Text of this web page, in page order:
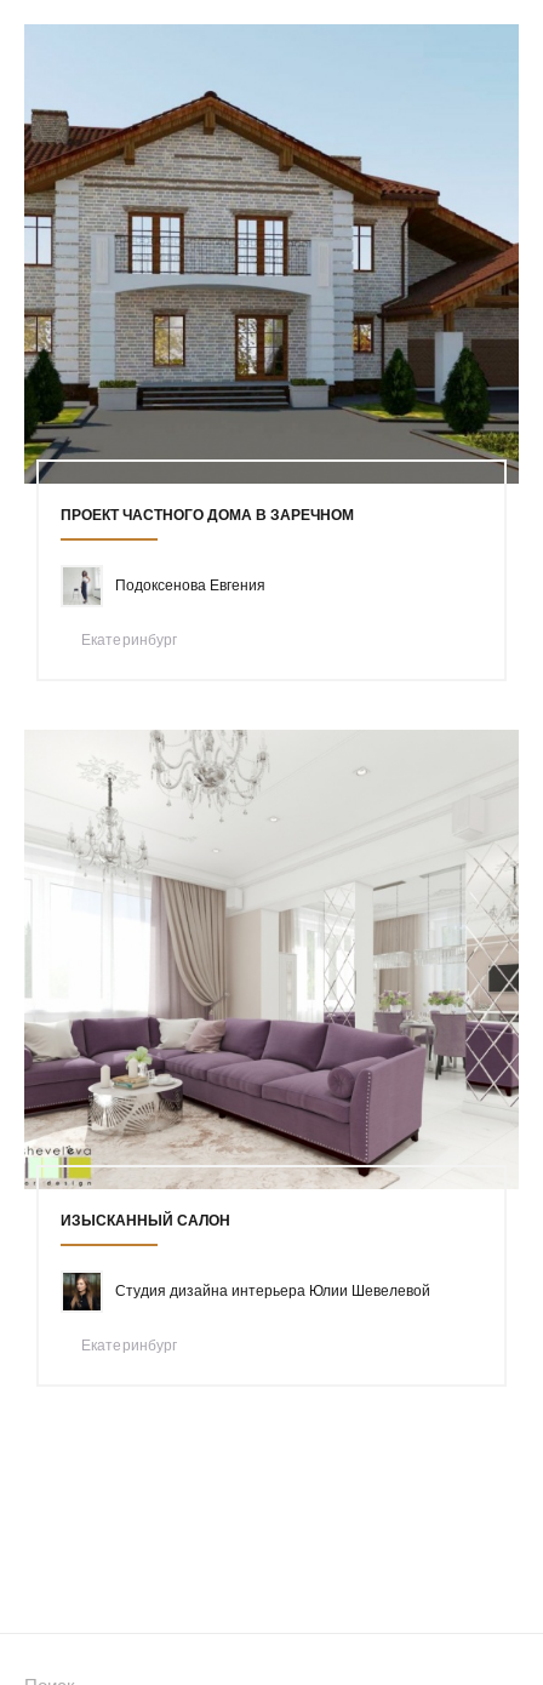
ПРОЕКТ ЧАСТНОГО ДОМА В ЗАРЕЧНОМ
Подоксенова Евгения
Екатеринбург
ИЗЫСКАННЫЙ САЛОН
Студия дизайна интерьера Юлии Шевелевой
Екатеринбург